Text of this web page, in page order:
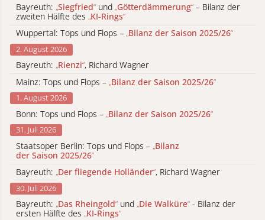
Bayreuth: „Siegfried“ und „Götterdämmerung“ – Bilanz der
zweiten Hälfte des „KI-Rings“
Wuppertal: Tops und Flops – „Bilanz der Saison 2025/26“
2. August 2026
Bayreuth: „Rienzi“, Richard Wagner
Mainz: Tops und Flops – „Bilanz der Saison 2025/26“
1. August 2026
Bonn: Tops und Flops – „Bilanz der Saison 2025/26“
31. Juli 2026
Staatsoper Berlin: Tops und Flops – „Bilanz
der Saison 2025/26“
Bayreuth: „Der fliegende Holländer“, Richard Wagner
30. Juli 2026
Bayreuth: „Das Rheingold“ und „Die Walküre“ - Bilanz der
ersten Hälfte des „KI-Rings“